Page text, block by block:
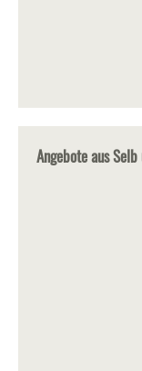
Angebote aus